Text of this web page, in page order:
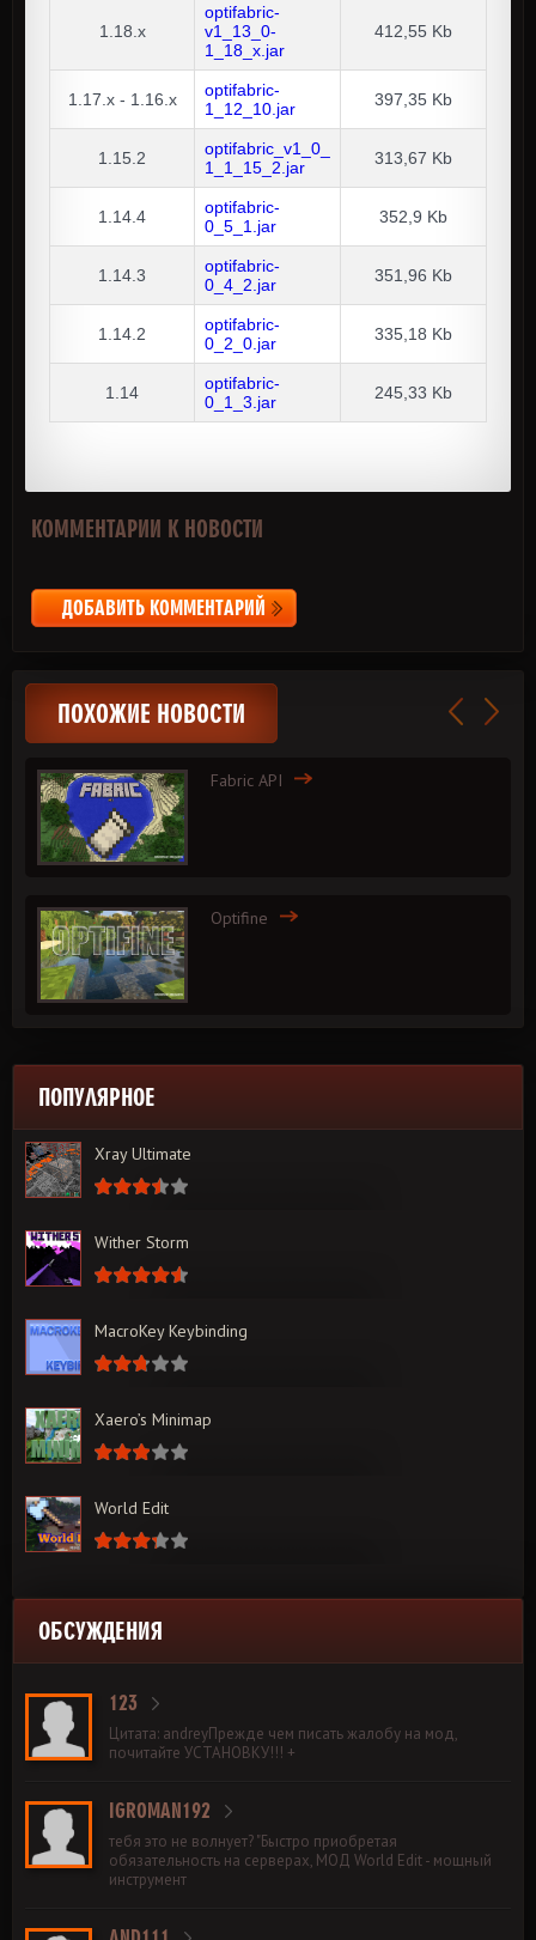
1.18.x
optifabric-
v1_13_0-
1_18_x.jar
412,55 Kb
1.17.x - 1.16.x
optifabric-
1_12_10.jar
397,35 Kb
1.15.2
optifabric_v1_0_
1_1_15_2.jar
313,67 Kb
1.14.4
optifabric-
0_5_1.jar
352,9 Kb
1.14.3
optifabric-
0_4_2.jar
351,96 Kb
1.14.2
optifabric-
0_2_0.jar
335,18 Kb
1.14
optifabric-
0_1_3.jar
245,33 Kb
КОММЕНТАРИИ К НОВОСТИ
ДОБАВИТЬ КОММЕНТАРИЙ
ПОХОЖИЕ НОВОСТИ
Fabric API
Optifine
ПОПУЛЯРНОЕ
Xray Ultimate
Wither Storm
MacroKey Keybinding
Xaero’s Minimap
World Edit
ОБСУЖДЕНИЯ
123
Цитата: andreyПрежде чем писать жалобу на мод,
почитайте УСТАНОВКУ!!! +
IGROMAN192
тебя это не волнует? "Быстро приобретая
обязательность на серверах, МОД World Edit - мощный
инструмент